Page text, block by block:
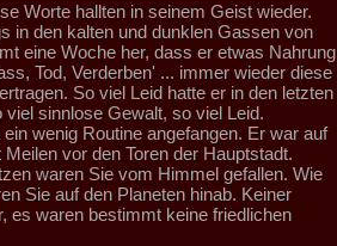
Worte hallten in seinem Geist wieder.
in den kalten und dunklen Gassen von
eine Woche her, dass er etwas Nahrung
Tod, Verderben' ... immer wieder diese
So viel Leid hatte er in den letzten
sinnlose Gewalt, so viel Leid.
wenig Routine angefangen. Er war auf
vor den Toren der Hauptstadt.
waren Sie vom Himmel gefallen. Wie
Sie auf den Planeten hinab. Keiner
es waren bestimmt keine friedlichen